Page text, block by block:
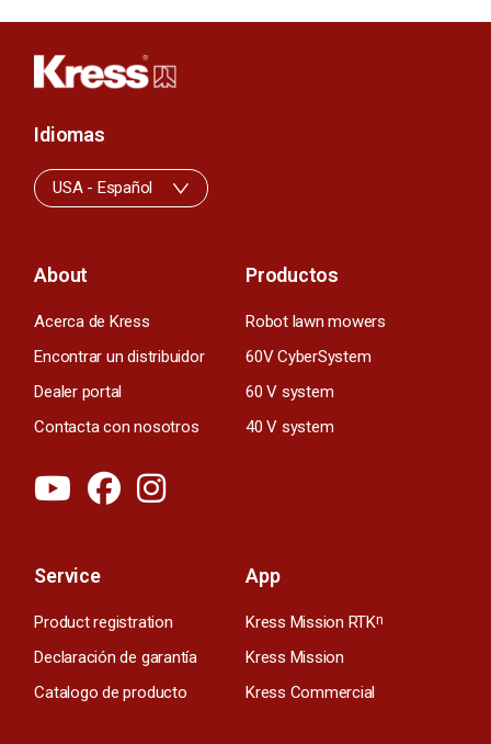
About
Acerca de Kress
Encontrar un distribuidor
Dealer portal
Contacta con nosotros
Productos
Robot lawn mowers
60V CyberSystem
60 V system
40 V system
Service
Product registration
Declaración de garantía
Catalogo de producto
App
Kress Mission RTKn
Kress Mission
Kress Commercial
Idiomas
USA - Español